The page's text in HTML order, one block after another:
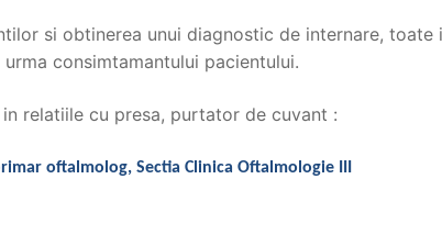
si obtinerea unui diagnostic de internare,
consimtamantului pacientului.
relatiile cu presa, purtator de cuvant :
oftalmolog, Sectia Clinica Oftalmologie III